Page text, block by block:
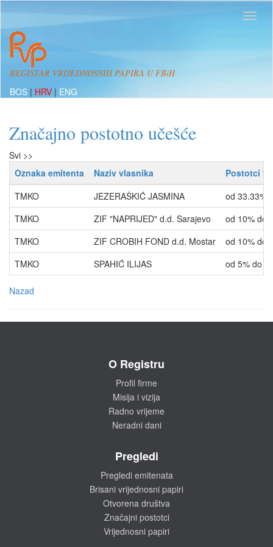
REGISTAR VRIJEDNOSNIH PAPIRA U FBiH
BOS | HRV | ENG
Značajno postotno učešće
Svi >>
Oznaka emitenta
Naziv vlasnika
Postotci %
TMKO
JEZERAŠKIĆ JASMINA
od 33.33%
TMKO
ZIF "NAPRIJED" d.d. Sarajevo
od 10% do
TMKO
ZIF CROBIH FOND d.d. Mostar
od 10% do
TMKO
SPAHIĆ ILIJAS od 5% do
Nazad
O Registru
Profil firme
Misija i vizija
Radno vrijeme
Neradni dani
Pregledi
Pregledi emitenata
Brisani vrijednosni papiri
Otvorena društva
Značajni postotci
Vrijednosni papiri